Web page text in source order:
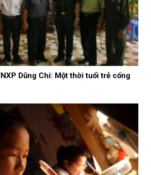
Dũng Chí: Một thời tuổi trẻ cống